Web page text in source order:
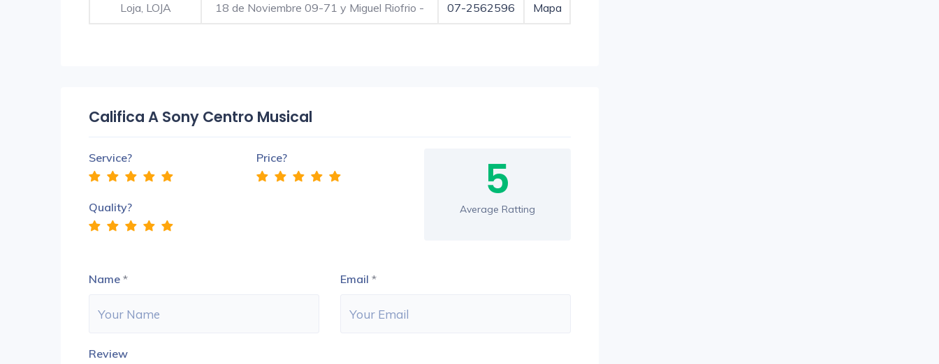
Loja, LOJA 18 de Noviembre 09-71 y Miguel Riofrio - 07-2562596 Mapa
Califica A Sony Centro Musical
Service? Price?
Quality? 5
Average Ratting
Name * Email *
Review